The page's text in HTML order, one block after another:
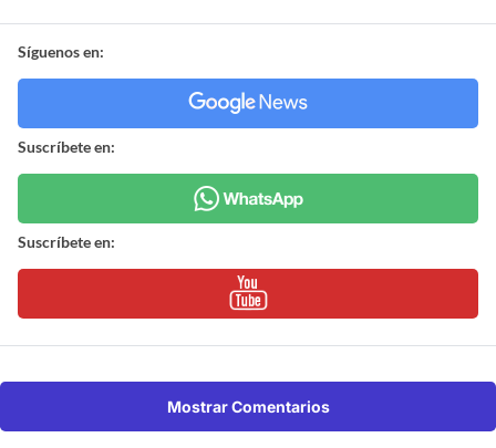
Síguenos en:
Suscríbete en:
Suscríbete en:
Mostrar Comentarios